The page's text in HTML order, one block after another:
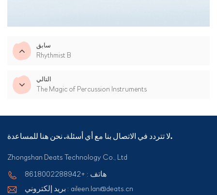
سابق
Rhythmist B
التالي
The Magic of Percussion Instruments
لا تتردد في الاتصال بنا مع أي أسئلة. نحن هنا للمساعدة.
Zhongshan Deats Technology Co., Ltd
هاتف : +8618002288942
بريد إلكتروني : aileen.lan@deats.cn